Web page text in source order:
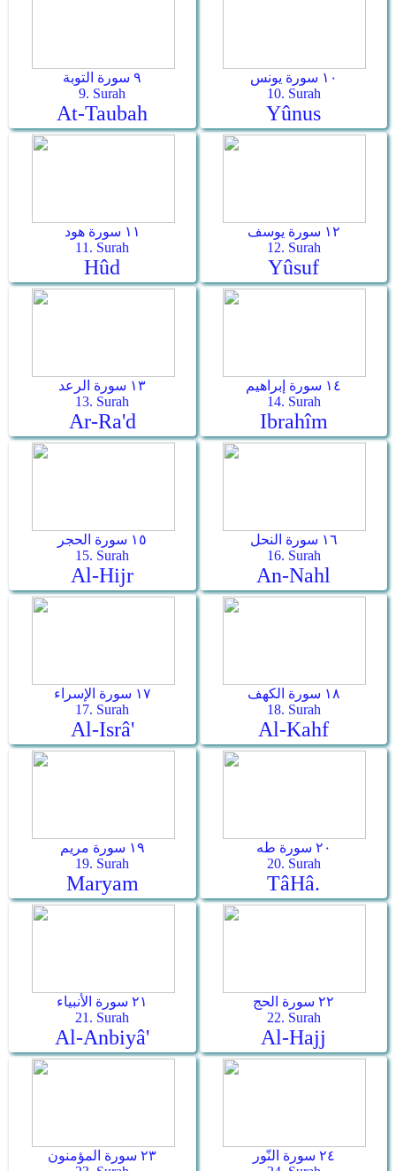
٩ سورة التوبة
9. Surah
At-Taubah
١٠ سورة يونس
10. Surah
Yûnus
١١ سورة هود
11. Surah
Hûd
١٢ سورة يوسف
12. Surah
Yûsuf
١٣ سورة الرعد
13. Surah
Ar-Ra'd
١٤ سورة إبراهيم
14. Surah
Ibrahîm
١٥ سورة الحجر
15. Surah
Al-Hijr
١٦ سورة النحل
16. Surah
An-Nahl
١٧ سورة الإسراء
17. Surah
Al-Isrâ'
١٨ سورة الكهف
18. Surah
Al-Kahf
١٩ سورة مريم
19. Surah
Maryam
٢٠ سورة طه
20. Surah
Tâ­Hâ.
٢١ سورة الأنبياء
21. Surah
Al-Anbiyâ'
٢٢ سورة الحج
22. Surah
Al-Hajj
٢٣ سورة المؤمنون
٢٤ سورة النّور